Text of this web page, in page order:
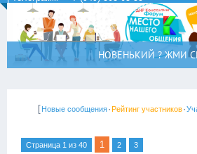
НОВЕНЬКИЙ ? ЖМИ
[Новые сообщения·Рейтинг участников·
Страница 1 из 40 1 2 3